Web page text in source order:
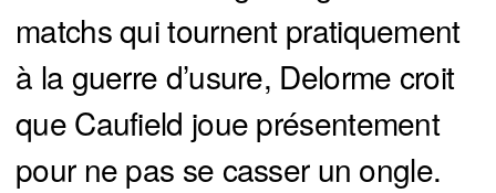
matchs qui tournent pratiquement
à la guerre d’usure, Delorme croit
que Caufield joue présentement
pour ne pas se casser un ongle.